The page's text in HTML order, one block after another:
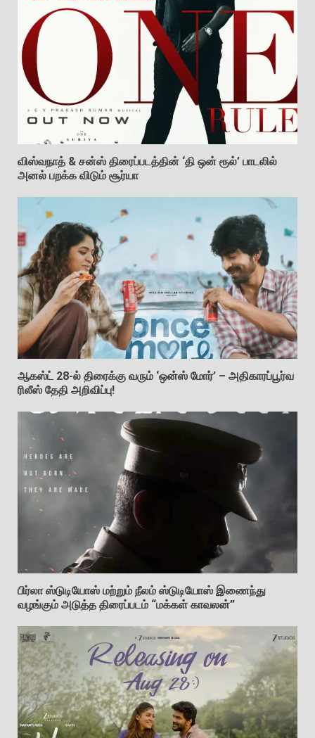
விஸ்வநாத் & சன்ஸ் திரைப்படத்தின் ‘தி ஒன் ரூல்’ பாடலில்
அனல் பறக்க விடும் சூர்யா
ஆகஸ்ட் 28-ல் திரைக்கு வரும் ‘ஒன்ஸ் மோர்’ – அதிகாரப்பூர்வ
ரிலீஸ் தேதி அறிவிப்பு!
பிர்லா ஸ்டுடியோஸ் மற்றும் நீலம் ஸ்டுடியோஸ் இணைந்து
வழங்கும் அடுத்த திரைப்படம் “மக்கள் காவலன்”